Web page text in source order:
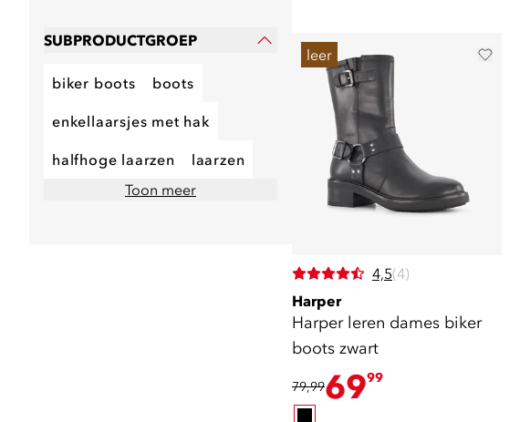
SUBPRODUCTGROEP
biker boots boots
enkellaarsjes met hak
halfhoge laarzen
laarzen
Toon meer
leer
4,5(4)
Harper
Harper leren dames biker
boots zwart
79,996999